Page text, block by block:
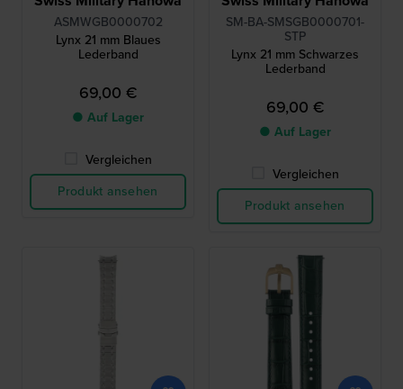
ASMWGB0000702
Lynx 21 mm Blaues
Lederband
69,00 €
● Auf Lager
Vergleichen
Produkt ansehen
SM-BA-SMSGB0000701-
STP
Lynx 21 mm Schwarzes
Lederband
69,00 €
● Auf Lager
Vergleichen
Produkt ansehen